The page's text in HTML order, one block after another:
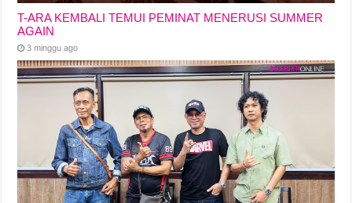
T-ARA KEMBALI TEMUI PEMINAT MENERUSI SUMMER
AGAIN
3 minggu ago